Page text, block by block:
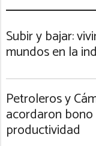
Subir y bajar:
mundos en la
Petroleros y
acordaron
productividad